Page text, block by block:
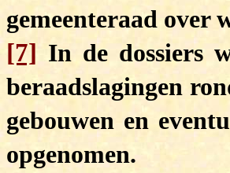
gemeenteraad over
[7] In de dossiers
beraadslagingen
gebouwen en
opgenomen.